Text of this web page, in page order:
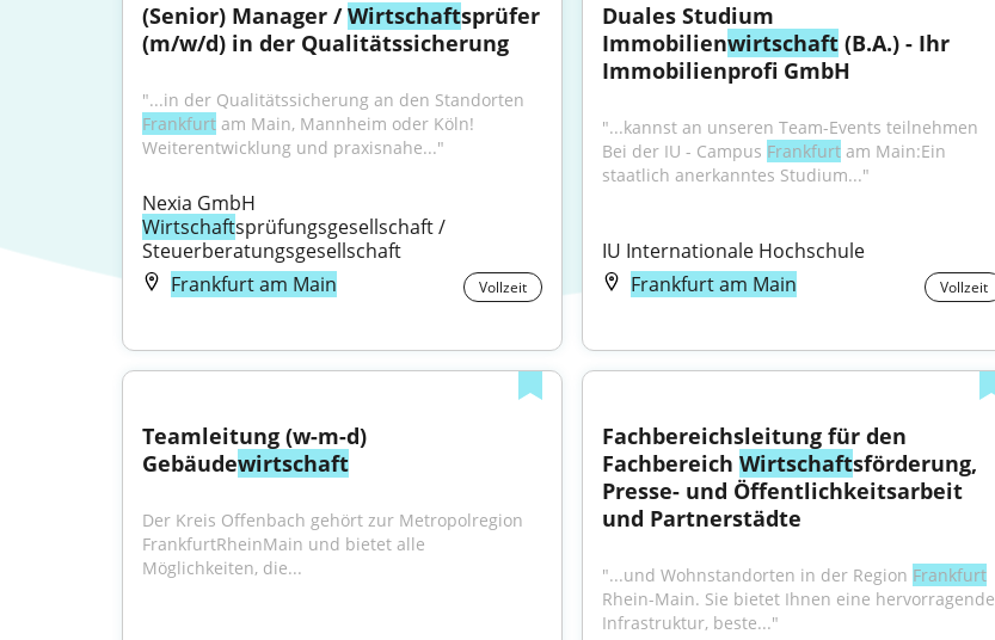
(Senior) Manager / Wirtschaftsprüfer
(m/w/d) in der Qualitätssicherung
Frankfurt am Main, Mannheim oder Köln!
Weiterentwicklung und praxisnahe..."
Wirtschaftsprüfungsgesellschaft /
Steuerberatungsgesellschaft
Frankfurt am Main
Vollzeit
Duales Studium
Immobilienwirtschaft (B.A.) - Ihr
Immobilienprofi GmbH
"...kannst an unseren Team-Events teilnehmen
Bei der IU - Campus Frankfurt am Main:Ein
staatlich anerkanntes Studium..."
IU Internationale Hochschule
Frankfurt am Main
Vollzeit
Teamleitung (w-m-d)
Gebäudewirtschaft
Der Kreis Offenbach gehört zur Metropolregion
FrankfurtRheinMain und bietet alle
Möglichkeiten, die...
Fachbereichsleitung für den
Fachbereich Wirtschaftsförderung,
Presse- und Öffentlichkeitsarbeit
und Partnerstädte
"...und Wohnstandorten in der Region Frankfurt
Rhein-Main. Sie bietet Ihnen eine hervorragende
Infrastruktur, beste..."